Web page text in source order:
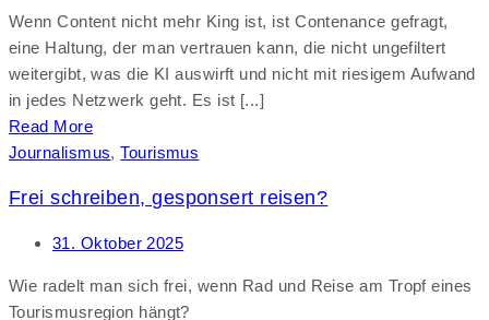
Wenn Content nicht mehr King ist, ist Contenance gefragt,
eine Haltung, der man vertrauen kann, die nicht ungefiltert
weitergibt, was die KI auswirft und nicht mit riesigem Aufwand
in jedes Netzwerk geht. Es ist [...]
Read More
Journalismus,Tourismus
Frei schreiben, gesponsert reisen?
31. Oktober 2025
Wie radelt man sich frei, wenn Rad und Reise am Tropf eines
Tourismusregion hängt?